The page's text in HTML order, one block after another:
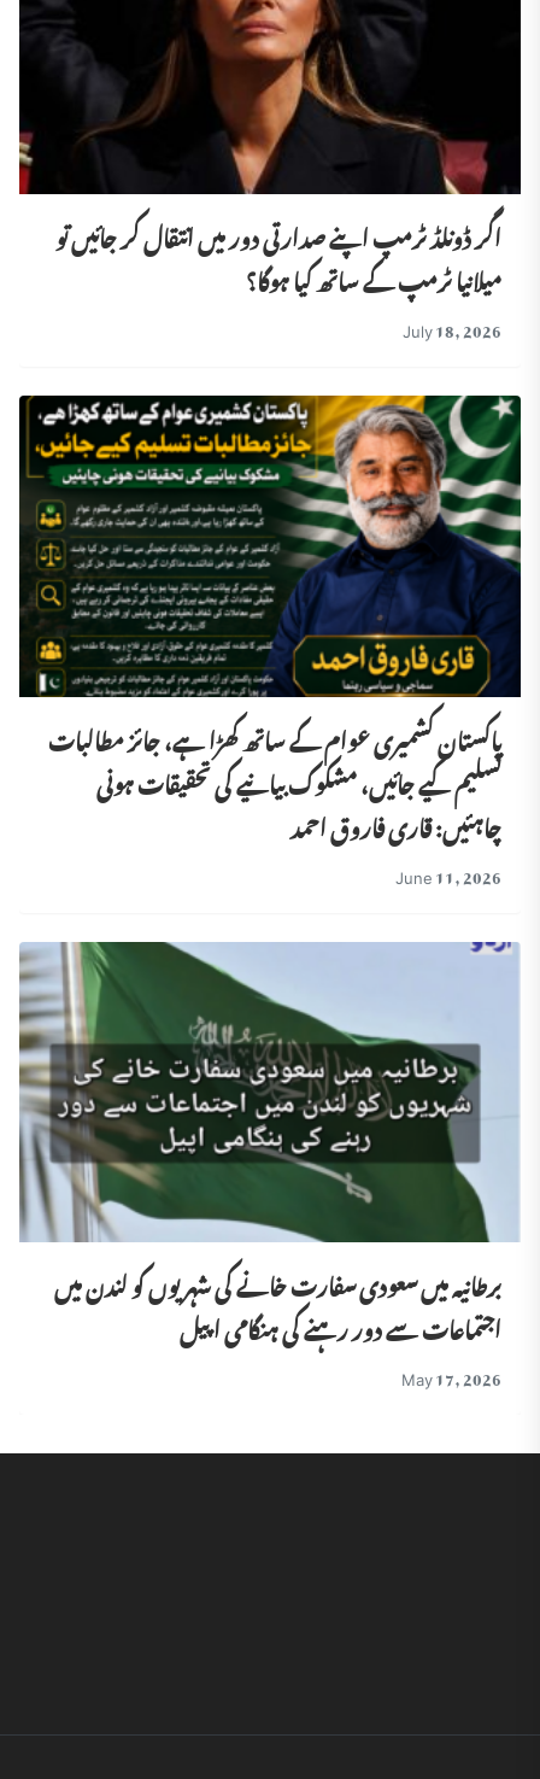
اگر ڈونلڈ ٹرمپ اپنے صدارتی دور میں انتقال کر جائیں تو
میلانیا ٹرمپ کے ساتھ کیا ہوگا؟
July 18, 2026
پاکستان کشمیری عوام کے ساتھ کھڑا ہے، جائز مطالبات
تسلیم کیے جائیں، مشکوک بیانیے کی تحقیقات ہونی
چاہئیں: قاری فاروق احمد
June 11, 2026
برطانیہ میں سعودی سفارت خانے کی شہریوں کو لندن میں
اجتماعات سے دور رہنے کی ہنگامی اپیل
May 17, 2026